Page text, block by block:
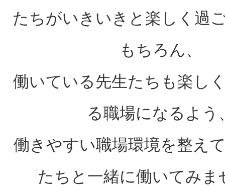
|
社
会
福
祉
法
たちがいきいきと楽しく過
もちろん、
働いている先生たちも楽し
る職場になるよう
働きやすい職場環境を整え
たちと一緒に働いてみま